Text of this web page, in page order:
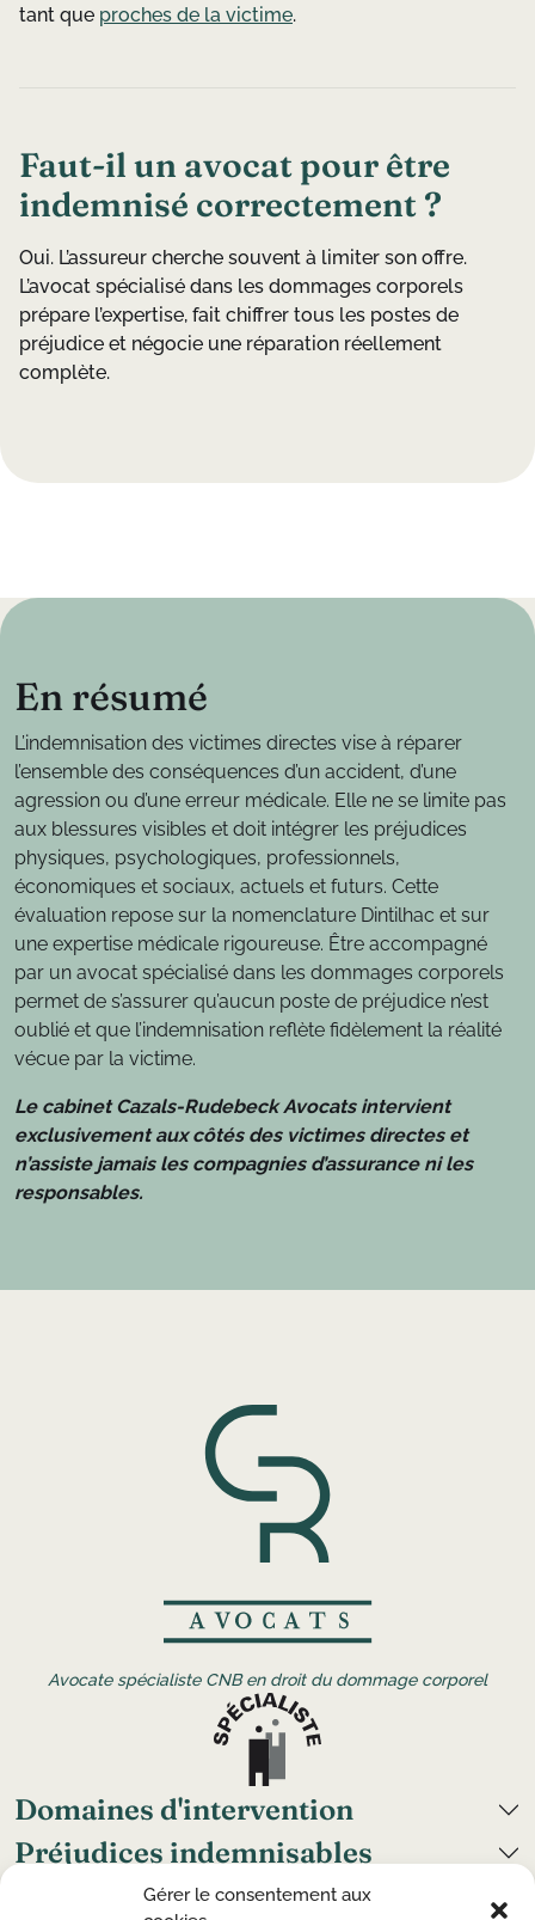
Gérer le consentement aux
tant que proches de la victime.
Faut-il un avocat pour être
indemnisé correctement ?
Oui. L’assureur cherche souvent à limiter son offre.
L’avocat spécialisé dans les dommages corporels
prépare l’expertise, fait chiffrer tous les postes de
préjudice et négocie une réparation réellement
complète.
En résumé
L’indemnisation des victimes directes vise à réparer
l’ensemble des conséquences d’un accident, d’une
agression ou d’une erreur médicale. Elle ne se limite pas
aux blessures visibles et doit intégrer les préjudices
physiques, psychologiques, professionnels,
économiques et sociaux, actuels et futurs. Cette
évaluation repose sur la nomenclature Dintilhac et sur
une expertise médicale rigoureuse. Être accompagné
par un avocat spécialisé dans les dommages corporels
permet de s’assurer qu’aucun poste de préjudice n’est
oublié et que l’indemnisation reflète fidèlement la réalité
vécue par la victime.
Le cabinet Cazals-Rudebeck Avocats intervient
exclusivement aux côtés des victimes directes et
n’assiste jamais les compagnies d’assurance ni les
responsables.
Avocate spécialiste CNB en droit du dommage corporel
Domaines d'intervention
Préjudices indemnisables
Grand handicap